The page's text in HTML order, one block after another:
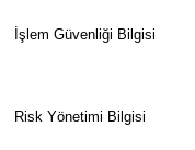
İşlem Güvenliği Bilgisi
Risk Yönetimi Bilgisi